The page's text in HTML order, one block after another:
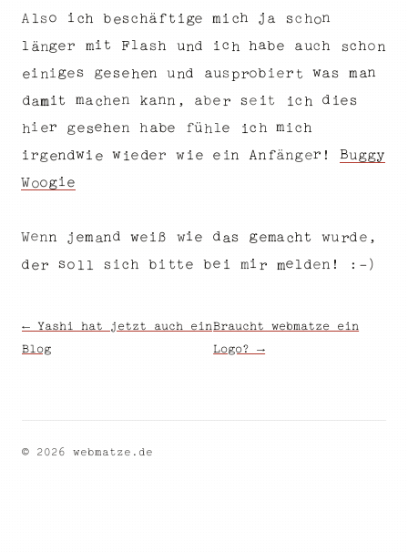
A l s o i ch b esc häf t i ge mi ch j a sc hon
l änger mi t F l ash und i c h habe auc h sc ho n
ei ni ge s gese hen u nd aus pro b i er t was man
damit machen kann , abe r se i t ic h d ie s
hi er ge sehen h abe fü h le ic h mi c h
i rgendw i e w ie der w i e e in An fänger ! Buggy
W oogi e
Wenn j emand we i ß wi e d as gemacht wu rd e ,
d er so l l s i c h b i tte be i mi r me l den ! : - )
← Yashi hat jetzt auch ein
Blog
Braucht webmatze ein
Logo? →
© 2026 webmatze.de